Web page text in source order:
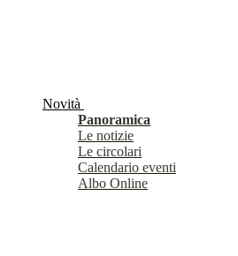
Novità
Panoramica
Le notizie
Le circolari
Calendario eventi
Albo Online